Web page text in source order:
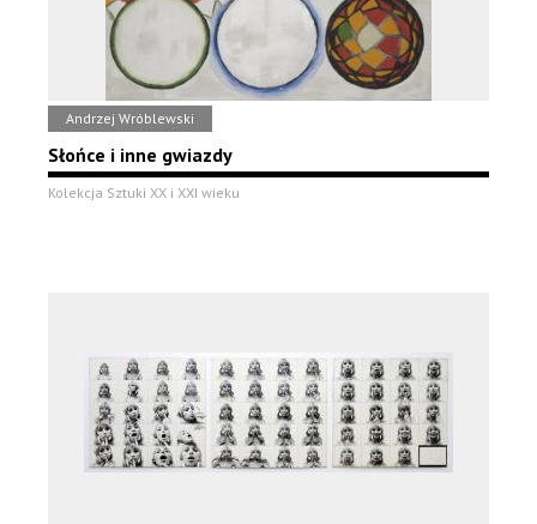
Andrzej Wróblewski
Słońce i inne gwiazdy
Kolekcja Sztuki XX i XXI wieku